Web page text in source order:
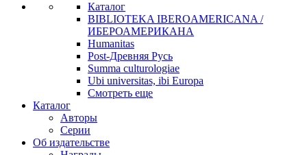
Каталог
BIBLIOTEKA IBEROAMERICANA /
ИБЕРОАМЕРИКАНА
Humanitas
Post-Древняя Русь
Summa culturologiae
Ubi universitas, ibi Europa
Смотреть еще
Каталог
Авторы
Серии
Об издательстве